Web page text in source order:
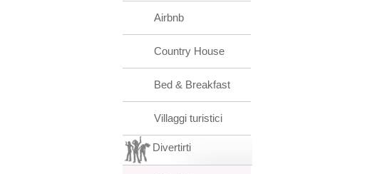
Airbnb
Country House
Bed & Breakfast
Villaggi turistici
Divertirti